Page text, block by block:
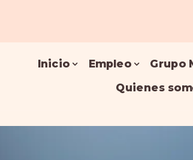
Inicio Empleo Grupo
Quienes